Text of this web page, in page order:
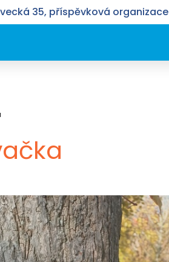
35, příspěvková organizace